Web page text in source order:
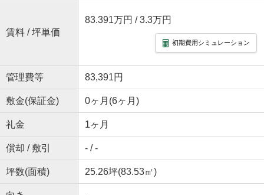
賃料 / 坪単価
83.391万円 / 3.3万円
初期費用シミュレーション
管理費等 83,391円
敷金(保証金) 0ヶ月(6ヶ月)
礼金 1ヶ月
償却 / 敷引 - / -
坪数(面積) 25.26坪(83.53㎡)